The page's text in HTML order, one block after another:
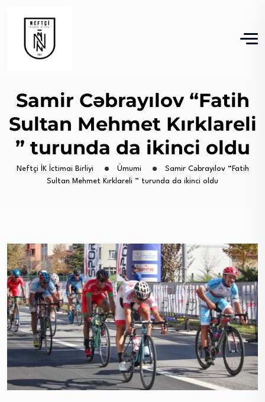
Samir Cəbrayılov “Fatih
Sultan Mehmet Kırklareli
” turunda da ikinci oldu
Neftçi İK İctimai Birliyi Ümumi
Samir Cəbrayılov “Fatih
Sultan Mehmet Kırklareli ” turunda da ikinci oldu